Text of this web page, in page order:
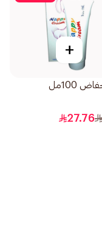
+
100مل
27.76